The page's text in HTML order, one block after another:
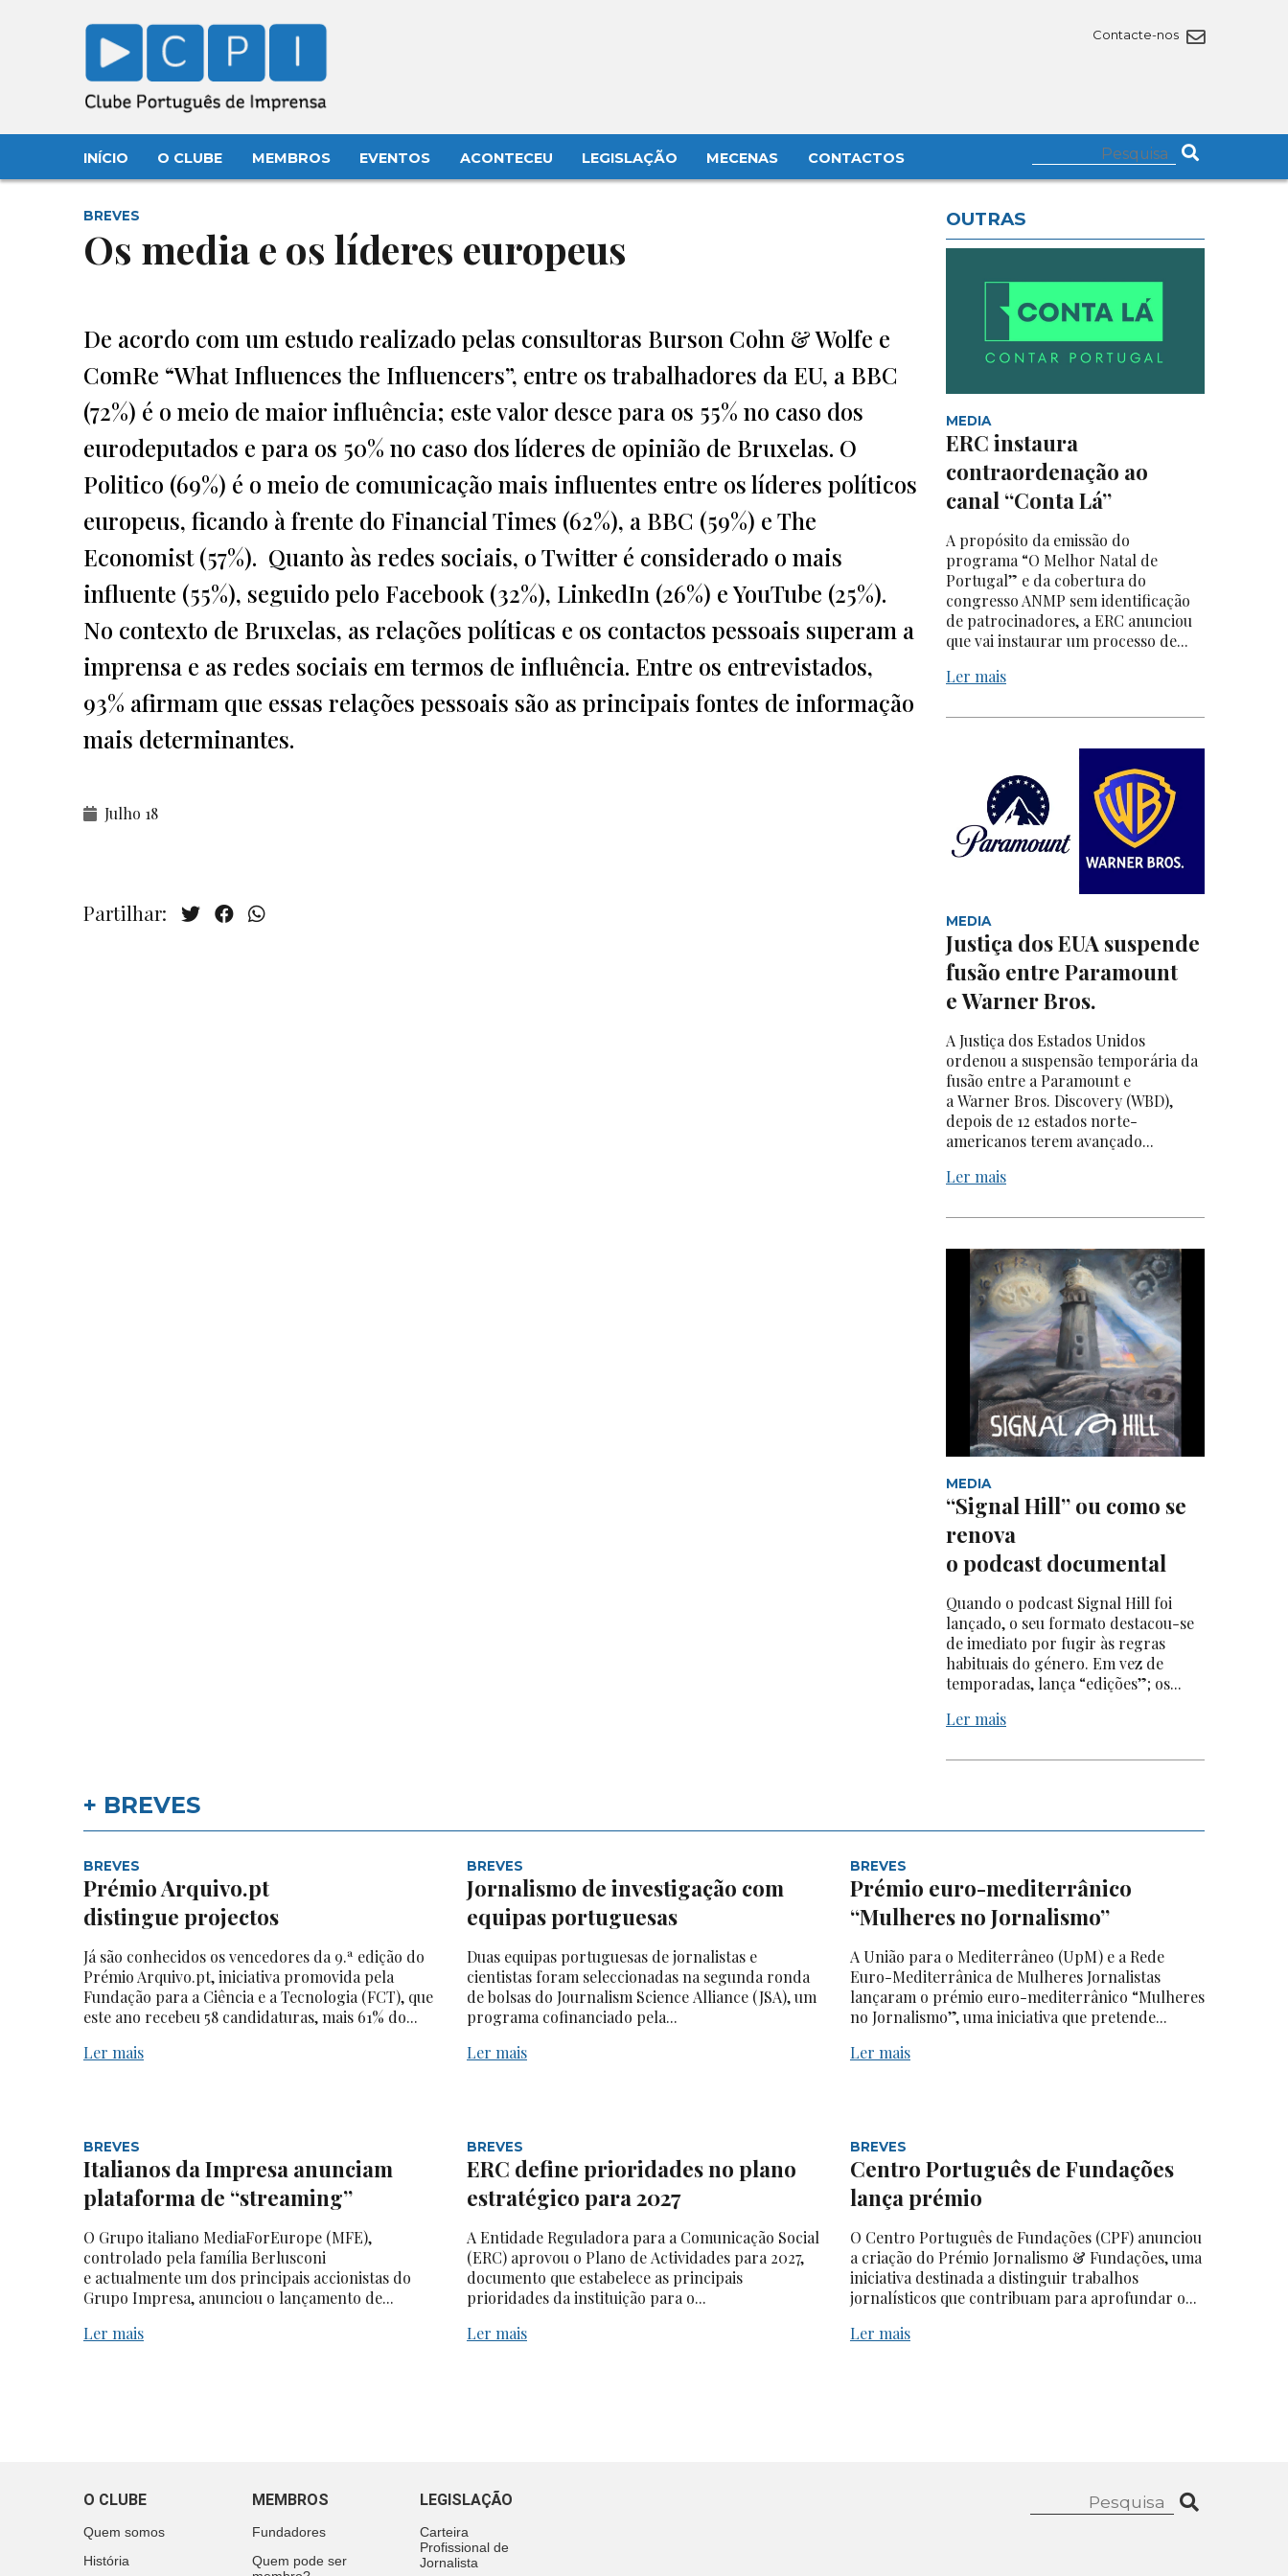
Contacte-nos
INÍCIO O CLUBE MEMBROS EVENTOS ACONTECEU LEGISLAÇÃO MECENAS CONTACTOS
BREVES
Os media e os líderes europeus
De acordo com um estudo realizado pelas consultoras Burson Cohn & Wolfe e
ComRe “What Influences the Influencers”, entre os trabalhadores da EU, a BBC
(72%) é o meio de maior influência; este valor desce para os 55% no caso dos
eurodeputados e para os 50% no caso dos líderes de opinião de Bruxelas. O
Politico (69%) é o meio de comunicação mais influentes entre os líderes políticos
europeus, ficando à frente do Financial Times (62%), a BBC (59%) e The
Economist (57%). Quanto às redes sociais, o Twitter é considerado o mais
influente (55%), seguido pelo Facebook (32%), LinkedIn (26%) e YouTube (25%).
No contexto de Bruxelas, as relações políticas e os contactos pessoais superam a
imprensa e as redes sociais em termos de influência. Entre os entrevistados,
93% afirmam que essas relações pessoais são as principais fontes de informação
mais determinantes.
Julho 18
Partilhar:
OUTRAS
MEDIA
ERC instaura
contraordenação ao
canal “Conta Lá”
A propósito da emissão do
programa “O Melhor Natal de
Portugal” e da cobertura do
congresso ANMP sem identificação
de patrocinadores, a ERC anunciou
que vai instaurar um processo de...
Ler mais
MEDIA
Justiça dos EUA suspende
fusão entre Paramount
e Warner Bros.
A Justiça dos Estados Unidos
ordenou a suspensão temporária da
fusão entre a Paramount e
a Warner Bros. Discovery (WBD),
depois de 12 estados norte-
americanos terem avançado...
Ler mais
MEDIA
“Signal Hill” ou como se
renova
o podcast documental
Quando o podcast Signal Hill foi
lançado, o seu formato destacou-se
de imediato por fugir às regras
habituais do género. Em vez de
temporadas, lança “edições”; os...
Ler mais
+ BREVES
BREVES
Prémio Arquivo.pt
distingue projectos
Já são conhecidos os vencedores da 9.ª edição do
Prémio Arquivo.pt, iniciativa promovida pela
Fundação para a Ciência e a Tecnologia (FCT), que
este ano recebeu 58 candidaturas, mais 61% do...
Ler mais
BREVES
Jornalismo de investigação com
equipas portuguesas
Duas equipas portuguesas de jornalistas e
cientistas foram seleccionadas na segunda ronda
de bolsas do Journalism Science Alliance (JSA), um
programa cofinanciado pela...
Ler mais
BREVES
Prémio euro-mediterrânico
“Mulheres no Jornalismo”
A União para o Mediterrâneo (UpM) e a Rede
Euro-Mediterrânica de Mulheres Jornalistas
lançaram o prémio euro-mediterrânico “Mulheres
no Jornalismo”, uma iniciativa que pretende...
Ler mais
BREVES
Italianos da Impresa anunciam
plataforma de “streaming”
O Grupo italiano MediaForEurope (MFE),
controlado pela família Berlusconi
e actualmente um dos principais accionistas do
Grupo Impresa, anunciou o lançamento de...
Ler mais
BREVES
ERC define prioridades no plano
estratégico para 2027
A Entidade Reguladora para a Comunicação Social
(ERC) aprovou o Plano de Actividades para 2027,
documento que estabelece as principais
prioridades da instituição para o...
Ler mais
BREVES
Centro Português de Fundações
lança prémio
O Centro Português de Fundações (CPF) anunciou
a criação do Prémio Jornalismo & Fundações, uma
iniciativa destinada a distinguir trabalhos
jornalísticos que contribuam para aprofundar o...
Ler mais
O CLUBE
Quem somos
História
MEMBROS
Fundadores
Quem pode ser
LEGISLAÇÃO
Carteira
Profissional de
Jornalista